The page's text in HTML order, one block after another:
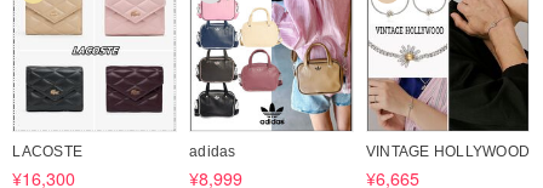
【通常営業時間】
月～金：am9:00 - pm20:00
上記の時間以外でもできる限り対応致しますので、ご安心ください。
LACOSTE
¥16,300
adidas
¥8,999
VINTAGE HOLLYWOOD
¥6,665